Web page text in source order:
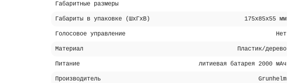
Габаритные размеры
Габариты в упаковке (ШхГхВ) 175х85х55 мм
Голосовое управление Нет
Материал Пластик/дерево
Питание литиевая батарея 2000 мАч
Производитель Grunhelm